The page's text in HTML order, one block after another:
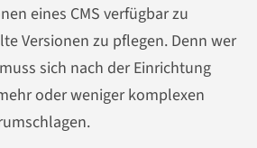
eines CMS verfügbar zu
Versionen zu pflegen. Denn wer
sich nach der Einrichtung
oder weniger komplexen